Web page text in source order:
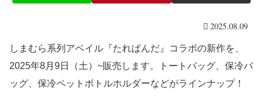
2025.08.09
しまむら系列アベイル『たれぱんだ』コラボの新作を、
2025年8月9日（土）~販売します。トートバッグ、保冷バ
ッグ、保冷ペットボトルホルダーなどがラインナップ！